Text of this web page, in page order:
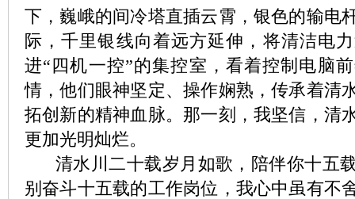
下，巍峨的间冷塔直插云霄，银色的输电
际，千里银线向着远方延伸，将清洁电
进“四机一控”的集控室，看着控制电脑
情，他们眼神坚定、操作娴熟，传承着清
拓创新的精神血脉。那一刻，我坚信，清
更加光明灿烂。
清水川二十载岁月如歌，陪伴你十五
别奋斗十五载的工作岗位，我心中虽有不